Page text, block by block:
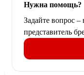
Нужна помощь?
Задайте вопрос –
представитель